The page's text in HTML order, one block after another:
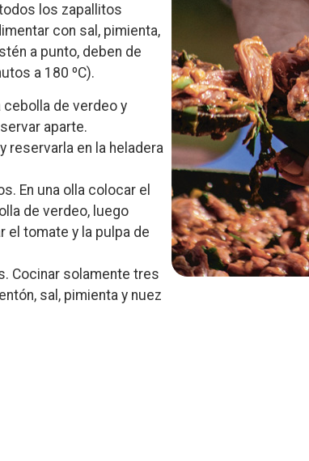
los zapallitos
con sal, pimienta,
a punto, deben de
a 180 ºC).
cebolla de verdeo y
aparte.
reservarla en la heladera
En una olla colocar el
de verdeo, luego
el tomate y la pulpa de
Cocinar solamente tres
sal, pimienta y nuez